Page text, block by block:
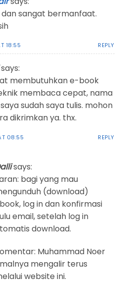
dan sangat bermanfaat.
18:55 REPLY
says:
membutuhkan e-book
membaca cepat, nama
sudah saya tulis. mohon
dikrimkan ya. thx.
08:55 REPLY
says:
bagi yang mau
(download)
log in dan konfirmasi
email, setelah log in
download.
Muhammad Noer
mengalir terus
website ini.